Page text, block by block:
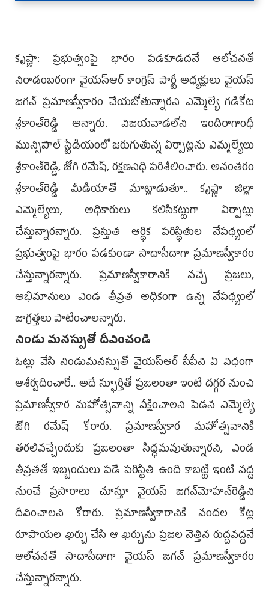
కృష్ణా: ప్రభుత్వంపై భారం పడకూడదనే ఆలోచనతో
నిరాడంబరంగా వైయస్‌ఆర్‌ కాంగ్రెస్‌ పార్టీ అధ్యక్షులు వైయస్‌
జగన్‌ ప్రమాణస్వీకారం చేయబోతున్నారని ఎమ్మెల్యే గడికోట
శ్రీకాంత్‌రెడ్డి అన్నారు. విజయవాడలోని ఇందిరాగాంధీ
మున్సిపాల్‌ స్టేడియంలో జరుగుతున్న ఏర్పాట్లను ఎమ్మల్యేలు
శ్రీకాంత్‌రెడ్డి, జోగి రమేష్, రక్షణనిధి పరిశీలించారు. అనంతరం
శ్రీకాంత్‌రెడ్డి మీడియాతో మాట్లాడుతూ.. కృష్ణా జిల్లా
ఎమ్మెల్యేలు, అధికారులు కలిసికట్టుగా ఏర్పాట్లు
చేస్తున్నారన్నారు. ప్రస్తుత ఆర్థిక పరిస్థితుల నేపథ్యంలో
ప్రభుత్వంపై భారం పడకుండా సాదాసీదాగా ప్రమాణస్వీకారం
చేస్తున్నారన్నారు. ప్రమాణస్వీకారానికి వచ్చే ప్రజలు,
అభిమానులు ఎండ తీవ్రత అధికంగా ఉన్న నేపథ్యంలో
జాగ్రత్తలు పాటించాలన్నారు.
నిండు మనస్సుతో దీవించండి
ఓట్లు వేసి నిండుమనస్సుతో వైయస్‌ఆర్‌ సీపీని ఏ విధంగా
ఆశీర్వదించారో.. అదే స్ఫూర్తితో ప్రజలంతా ఇంటి దగ్గర నుంచి
ప్రమాణస్వీకార మహోత్సవాన్ని వీక్షించాలని పెడన ఎమ్మెల్యే
జోగి రమేష్‌ కోరారు. ప్రమాణస్వీకార మహోత్సవానికి
తరలివచ్చేందుకు ప్రజలంతా సిద్ధమవుతున్నారని, ఎండ
తీవ్రతతో ఇబ్బందులు పడే పరిస్థితి ఉంది కాబట్టి ఇంటి వద్ద
నుంచే ప్రసారాలు చూస్తూ వైయస్‌ జగన్‌మోహన్‌రెడ్డిని
దీవించాలని కోరారు. ప్రమాణస్వీకారానికి వందల కోట్ల
రూపాయల ఖర్చు చేసి ఆ ఖర్చును ప్రజల నెత్తిన రుద్దవద్దనే
ఆలోచనతో సాదాసీదాగా వైయస్‌ జగన్‌ ప్రమాణస్వీకారం
చేస్తున్నారన్నారు.